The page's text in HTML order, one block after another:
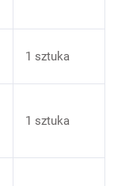
1 sztuka
1 sztuka